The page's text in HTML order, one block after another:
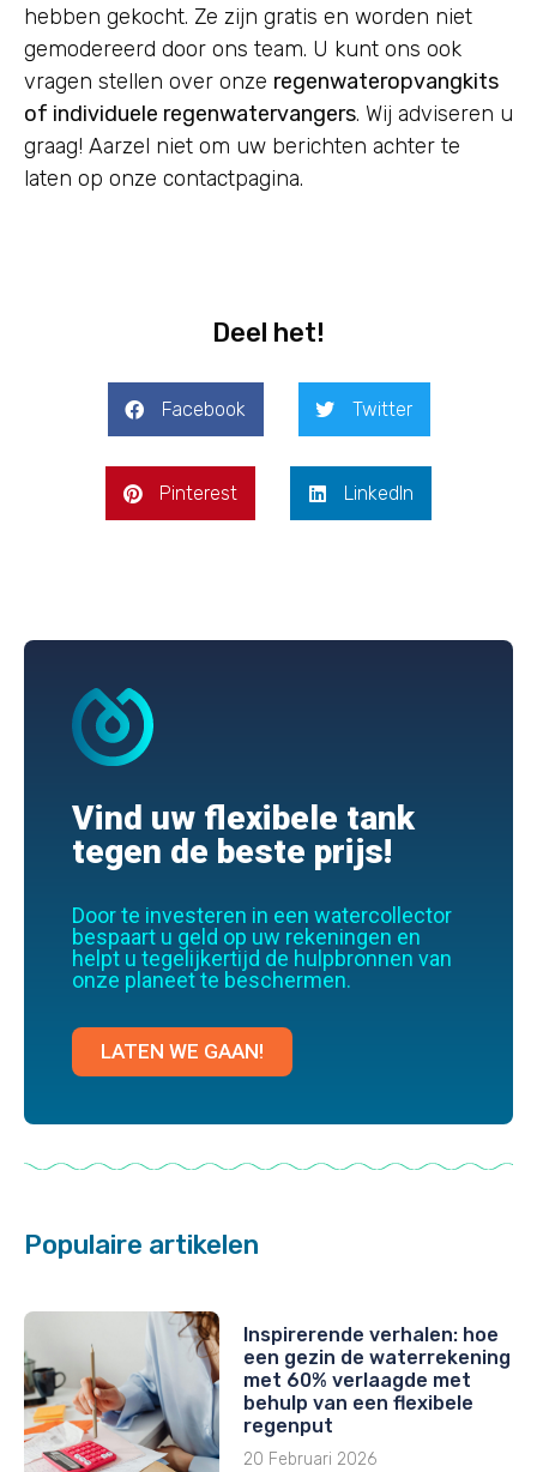
hebben gekocht. Ze zijn gratis en worden niet
gemodereerd door ons team. U kunt ons ook
vragen stellen over onze regenwateropvangkits
of individuele regenwatervangers. Wij adviseren u
graag! Aarzel niet om uw berichten achter te
laten op onze contactpagina.
Deel het!
Facebook Twitter
Pinterest LinkedIn
Vind uw flexibele tank
tegen de beste prijs!
Door te investeren in een watercollector
bespaart u geld op uw rekeningen en
helpt u tegelijkertijd de hulpbronnen van
onze planeet te beschermen.
LATEN WE GAAN!
Populaire artikelen
Inspirerende verhalen: hoe
een gezin de waterrekening
met 60% verlaagde met
behulp van een flexibele
regenput
20 Februari 2026